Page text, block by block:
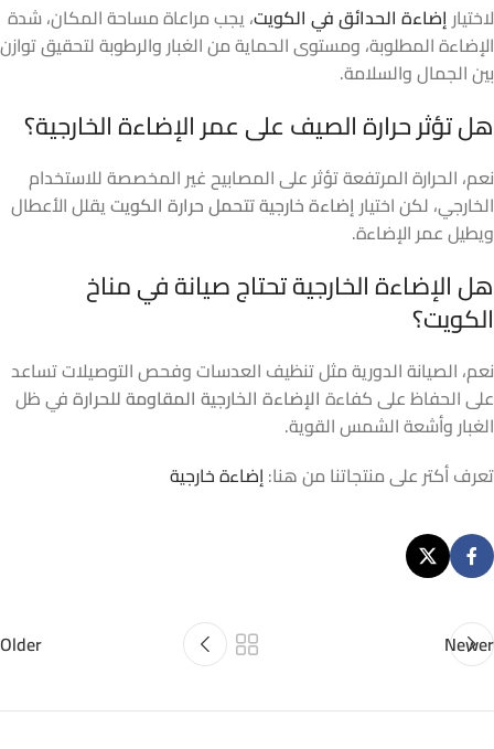
لاختيارإضاءة الحدائق في الكويت، يجب مراعاة مساحة المكان، شدة
الإضاءة المطلوبة، ومستوى الحماية من الغبار والرطوبة لتحقيق توازن
بين الجمال والسلامة.
هل تؤثر حرارة الصيف على عمر الإضاءة الخارجية؟
نعم، الحرارة المرتفعة تؤثر على المصابيح غير المخصصة للاستخدام
الخارجي، لكن اختيارإضاءة خارجية تتحمل حرارة الكويتيقلل الأعطال
ويطيل عمر الإضاءة.
هل الإضاءة الخارجية تحتاج صيانة في مناخ
الكويت؟
نعم، الصيانة الدورية مثل تنظيف العدسات وفحص التوصيلات تساعد
على الحفاظ على كفاءة الإضاءة الخارجية المقاومة للحرارةفي ظل
الغبار وأشعة الشمس القوية.
تعرف أكتر على منتجاتنا من هنا:إضاءة خارجية
Newer
Older